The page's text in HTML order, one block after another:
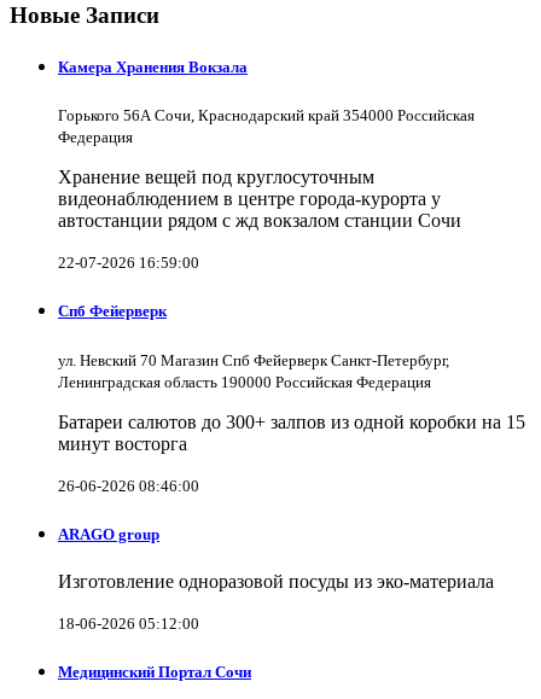
Новые Записи
Камера Хранения Вокзала
Горького 56А Сочи, Краснодарский край 354000 Российская
Федерация
Хранение вещей под круглосуточным
видеонаблюдением в центре города-курорта у
автостанции рядом с жд вокзалом станции Сочи
22-07-2026 16:59:00
Спб Фейерверк
ул. Невский 70 Магазин Спб Фейерверк Санкт-Петербург,
Ленинградская область 190000 Российская Федерация
Батареи салютов до 300+ залпов из одной коробки на 15
минут восторга
26-06-2026 08:46:00
ARAGO group
Изготовление одноразовой посуды из эко-материала
18-06-2026 05:12:00
Медицинский Портал Сочи